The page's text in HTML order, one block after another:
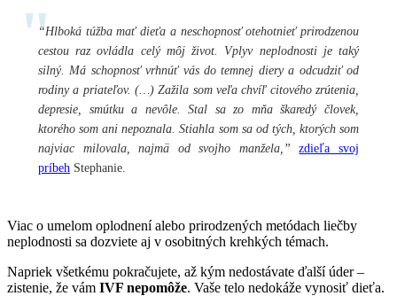
“Hlboká túžba mať dieťa a neschopnosť otehotnieť prirodzenou
cestou raz ovládla celý môj život. Vplyv neplodnosti je taký
silný. Má schopnosť vrhnúť vás do temnej diery a odcudziť od
rodiny a priateľov. (…) Zažila som veľa chvíľ citového zrútenia,
depresie, smútku a nevôle. Stal sa zo mňa škaredý človek,
ktorého som ani nepoznala. Stiahla som sa od tých, ktorých som
najviac milovala, najmä od svojho manžela,”
zdieľa svoj
príbeh Stephanie.
Viac o umelom oplodnení alebo prirodzených metódach liečby
neplodnosti sa dozviete aj v osobitných krehkých témach.
Napriek všetkému pokračujete, až kým nedostávate ďalší úder –
zistenie, že vám IVF nepomôže. Vaše telo nedokáže vynosiť dieťa.